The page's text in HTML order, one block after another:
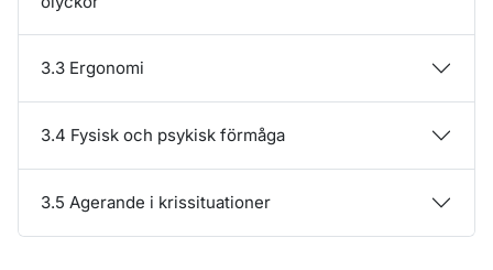
3.3 Ergonomi
3.4 Fysisk och psykisk förmåga
3.5 Agerande i krissituationer